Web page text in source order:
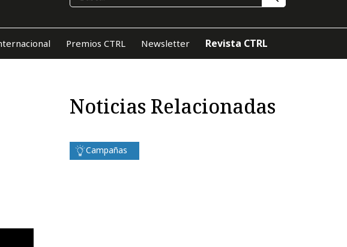
Premios CTRL Newsletter Revista CTRL
Noticias Relacionadas
Campañas